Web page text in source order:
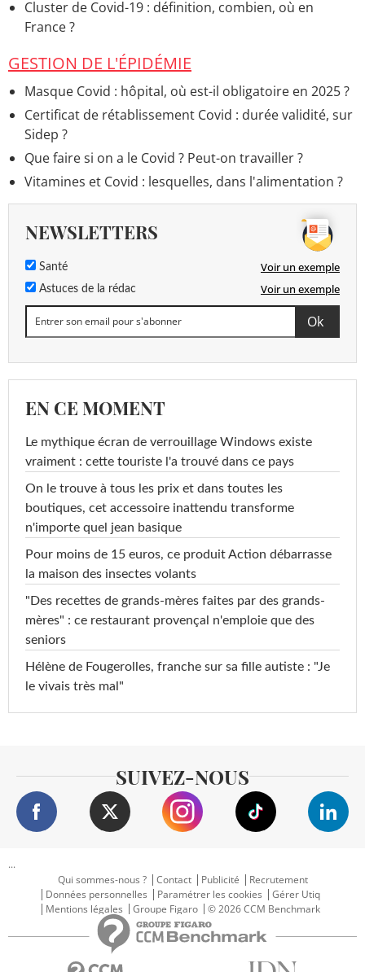
Cluster de Covid-19 : définition, combien, où en
France ?
GESTION DE L'ÉPIDÉMIE
Masque Covid : hôpital, où est-il obligatoire en 2025 ?
Certificat de rétablissement Covid : durée validité, sur
Sidep ?
Que faire si on a le Covid ? Peut-on travailler ?
Vitamines et Covid : lesquelles, dans l'alimentation ?
NEWSLETTERS
Santé Voir un exemple
Astuces de la rédac Voir un exemple
EN CE MOMENT
Le mythique écran de verrouillage Windows existe
vraiment : cette touriste l'a trouvé dans ce pays
On le trouve à tous les prix et dans toutes les
boutiques, cet accessoire inattendu transforme
n'importe quel jean basique
Pour moins de 15 euros, ce produit Action débarrasse
la maison des insectes volants
"Des recettes de grands-mères faites par des grands-
mères" : ce restaurant provençal n'emploie que des
seniors
Hélène de Fougerolles, franche sur sa fille autiste : "Je
le vivais très mal"
SUIVEZ-NOUS
...
Qui sommes-nous ?
Contact Publicité
Recrutement
Données personnelles
Paramétrer les cookies
Gérer Utiq
Mentions légales
Groupe Figaro © 2026 CCM Benchmark